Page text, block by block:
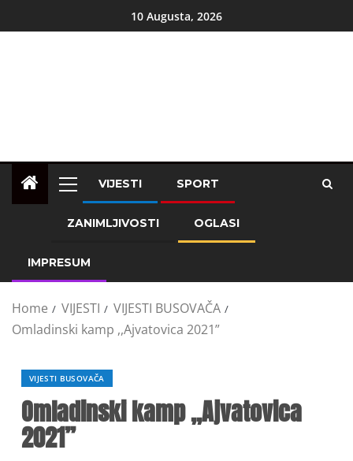
10 Augusta, 2026
VIJESTI SPORT
ZANIMLJIVOSTI OGLASI
IMPRESUM
Home VIJESTI
VIJESTI BUSOVAČA
Omladinski kamp ,,Ajvatovica 2021”
VIJESTI BUSOVAČA
Omladinski kamp ,,Ajvatovica
2021”